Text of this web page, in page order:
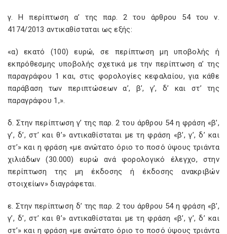
γ. Η περίπτωση α’ της παρ. 2 του άρθρου 54 του ν.
4174/2013 αντικαθίσταται ως εξής:
«α) εκατό (100) ευρώ, σε περίπτωση μη υποβολής ή
εκπρόθεσμης υποβολής σχετικά με την περίπτωση α’ της
παραγράφου 1 και, στις φορολογίες κεφαλαίου, για κάθε
παράβαση των περιπτώσεων α’, β’, γ’, δ’ και στ’ της
παραγράφου 1,».
δ. Στην περίπτωση γ’ της παρ. 2 του άρθρου 54 η φράση «β’,
γ’, δ’, στ’ και θ’» αντικαθίσταται με τη φράση «β’, γ’, δ’ και
στ’» και η φράση «με ανώτατο όριο το ποσό ύψους τριάντα
χιλιάδων (30.000) ευρώ ανά φορολογικό έλεγχο, στην
περίπτωση της μη έκδοσης ή έκδοσης ανακριβών
στοιχείων» διαγράφεται.
ε. Στην περίπτωση δ’ της παρ. 2 του άρθρου 54 η φράση «β’,
γ’, δ’, στ’ και θ’» αντικαθίσταται με τη φράση «β’, γ’, δ’ και
στ’» και η φράση «με ανώτατο όριο το ποσό ύψους τριάντα